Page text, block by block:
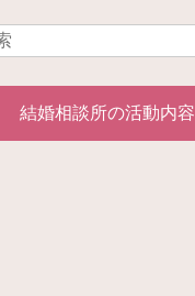
結婚相談所の活動内容